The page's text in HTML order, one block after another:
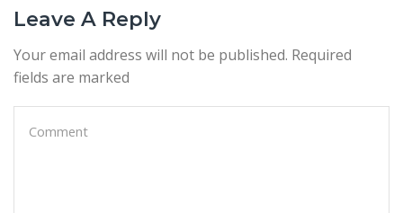
Leave A Reply
Your email address will not be published. Required
fields are marked